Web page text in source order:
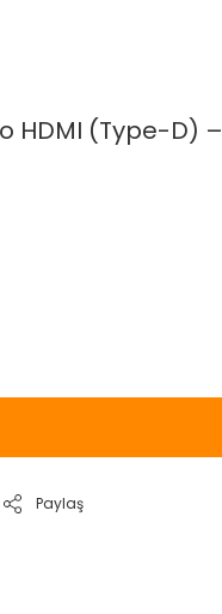
HDMI (Type-D)
Paylaş